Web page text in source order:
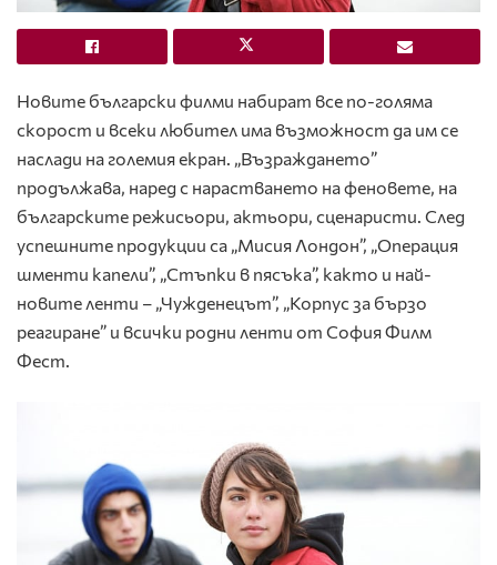
Новите български филми набират все по-голяма
скорост и всеки любител има възможност да им се
наслади на големия екран. „Възраждането”
продължава, наред с нарастването на феновете, на
българските режисьори, актьори, сценаристи. След
успешните продукции са „Мисия Лондон”, „Операция
шменти капели”, „Стъпки в пясъка”, както и най-
новите ленти – „Чужденецът”, „Корпус за бързо
реагиране” и всички родни ленти от София Филм
Фест.